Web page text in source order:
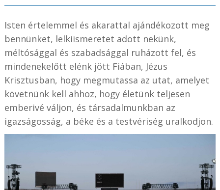
Isten értelemmel és akarattal ajándékozott meg
bennünket, lelkiismeretet adott nekünk,
méltósággal és szabadsággal ruházott fel, és
mindenekelőtt elénk jött Fiában, Jézus
Krisztusban, hogy megmutassa az utat, amelyet
követnünk kell ahhoz, hogy életünk teljesen
emberivé váljon, és társadalmunkban az
igazságosság, a béke és a testvériség uralkodjon.